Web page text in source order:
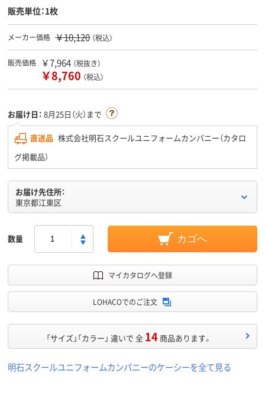
販売単位：1枚
メーカー価格 ￥10,120 （税込）
販売価格 ￥7,964 （税抜き）
￥8,760 （税込）
お届け日： 8月25日（火）まで
直送品 株式会社明石スクールユニフォームカンパニー（カタロ
グ掲載品）
お届け先住所：
東京都江東区
数量 カゴへ
マイカタログへ登録
LOHACOでのご注文
「サイズ」「カラー」 違いで 全 14 商品あります。
明石スクールユニフォームカンパニーのケーシーを全て見る